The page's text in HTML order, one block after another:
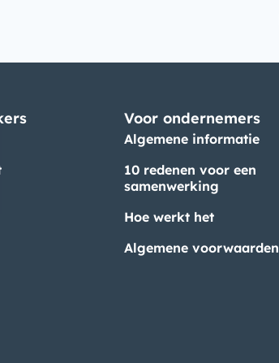
Voor ondernemers
Algemene informatie
10 redenen voor een
samenwerking
Hoe werkt het
Algemene voorwaarden